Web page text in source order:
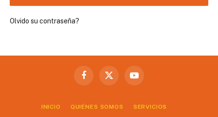
Olvido su contraseña?
Facebook
X
YouTube
INICIO QUIÉNES SOMOS SERVICIOS